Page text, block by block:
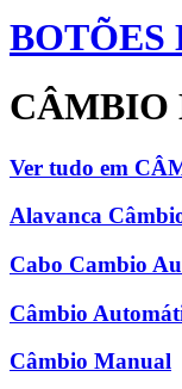
BOTÕES
CÂMBIO
Ver tudo em
Alavanca
Cabo Cambio
Câmbio
Câmbio Manual